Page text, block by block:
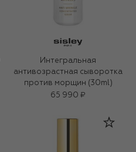
Интегральная
антивозрастная сыворотка
против морщин (30ml)
65 990 ₽